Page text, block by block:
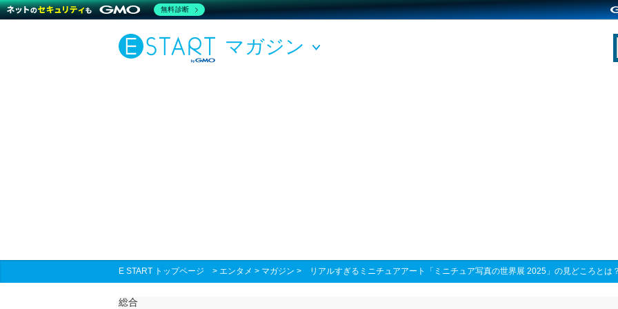
マガジン
E START トップページ > エンタメ > マガジン > リアルすぎるミニチュアアート「ミニチュア写真の世界展 2025」の見どころとは
総合
無料診断